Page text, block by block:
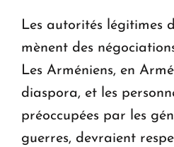
Les autorités légitimes
mènent des
Les Arméniens, en
diaspora, et les
préoccupées par les
guerres, devraient